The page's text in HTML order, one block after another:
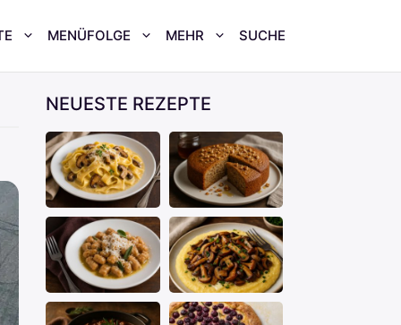
MENÜFOLGE MEHR SUCHE
NEUESTE REZEPTE